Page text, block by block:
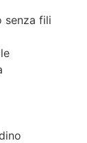
senza fili